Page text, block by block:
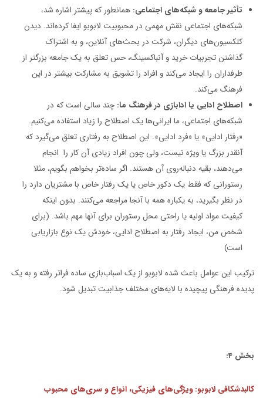
تأثیر جامعه و شبکه‌های اجتماعی: همانطور که پیشتر اشاره شد،
شبکه‌های اجتماعی نقش مهمی در محبوبیت لابوبو ایفا کرده‌اند. دیدن
کلکسیون‌های دیگران، شرکت در بحث‌های آنلاین، و به اشتراک
گذاشتن تجربیات خرید و آنباکسینگ، حس تعلق به یک جامعه بزرگتر از
طرفداران را ایجاد می‌کند و افراد را تشویق به مشارکت بیشتر در این
فرهنگ می‌کند.
اصطلاح ادایی یا ادابازی در فرهنگ ما:چند سالی است که در
شبکه‌های اجتماعی، ما ایرانی‌ها یک اصطلاح را زیاد استفاده می‌کنیم.
«رفتار ادایی» یا «فرد ادایی». این اصطلاح به رفتاری تعلق می‌گیرد که
آنقدر بزرگ یا ویژه نیست، ولی چون افراد زیادی آن کار را انجام
می‌دهند، بقیه دنباله‌روی آن هستند. اگر ساده‌تر بخواهم بگویم، مثلا
رستورانی که فقط یک دکور خاص یا یک رفتار خاص با مشتریان دارد را
در نظر بگیرید، به یکباره همه با آنجا مراجعه می‌کنند. بدون اینکه
کیفیت مواد اولیه یا راحتی محل رستوران برای آنها مهم باشد. (برای
شخص من، ایجاد رفتار به اصطلاح ادایی، خودش یک نوع بازاریابی
است)
ترکیب این عوامل باعث شده لابوبو از یک اسباب‌بازی ساده فراتر رفته و به یک
پدیده فرهنگی پیچیده با لایه‌های مختلف جذابیت تبدیل شود.
بخش ۴:
کالبدشکافی لابوبو: ویژگی‌های فیزیکی، انواع و سری‌های محبوب